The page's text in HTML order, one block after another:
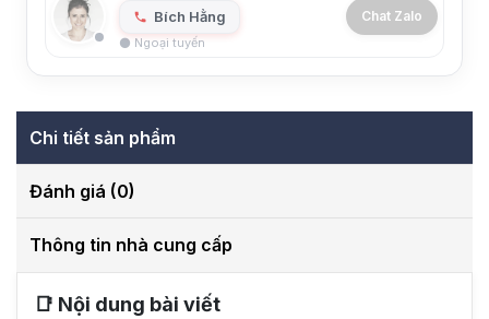
Bích Hằng
⚫ Ngoại tuyến
Chat Zalo
Chi tiết sản phẩm
Đánh giá (0)
Thông tin nhà cung cấp
📑 Nội dung bài viết